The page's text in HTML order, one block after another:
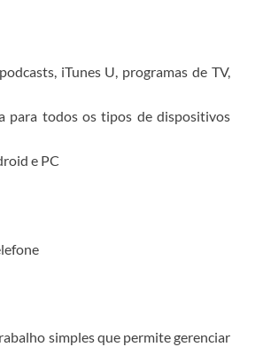
iTunes U, programas de TV,
para todos os tipos de dispositivos
e PC
simples que permite gerenciar